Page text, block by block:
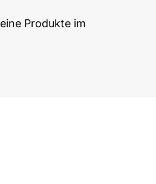
Produkte im